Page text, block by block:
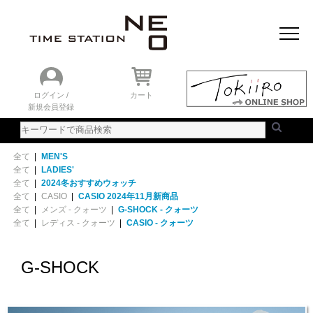
ログイン /
新規会員登録
カート
全て | MEN'S
全て | LADIES'
全て | 2024冬おすすめウォッチ
全て | CASIO | CASIO 2024年11月新商品
全て | メンズ - クォーツ | G-SHOCK - クォーツ
全て | レディス - クォーツ | CASIO - クォーツ
G-SHOCK
おすすめアイテム
ニュース＆トピック
時計を探す
ランキング
ご利用ガイド